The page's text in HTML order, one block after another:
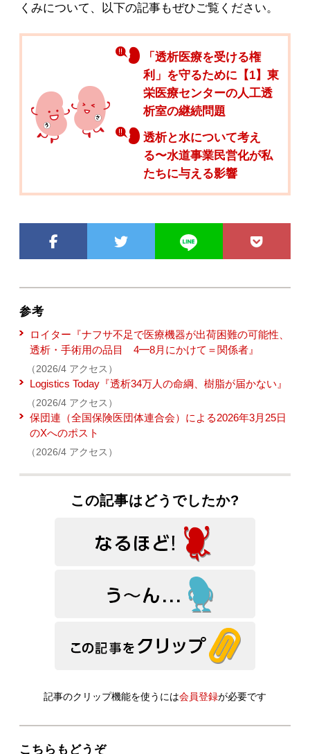
くみについて、以下の記事もぜひご覧ください。
「透析医療を受ける権
利」を守るために【1】東
栄医療センターの人工透
析室の継続問題
透析と水について考え
る〜水道事業民営化が私
たちに与える影響
参考
ロイター『ナフサ不足で医療機器が出荷困難の可能性、
透析・手術用の品目 4━8月にかけて＝関係者』
（2026/4 アクセス）
Logistics Today『透析34万人の命綱、樹脂が届かない』
（2026/4 アクセス）
保団連（全国保険医団体連合会）による2026年3月25日
のXへのポスト
（2026/4 アクセス）
この記事はどうでしたか?
記事のクリップ機能を使うには会員登録が必要です
こちらもどうぞ